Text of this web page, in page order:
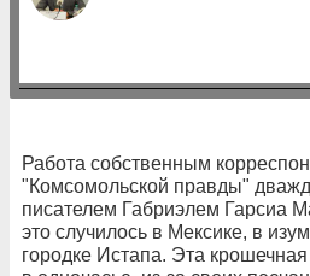
Работа собственным
"Комсомольской правды"
писателем Габриэлем Гарсиа
это случилось в Мексике, в
городке Истапа. Эта